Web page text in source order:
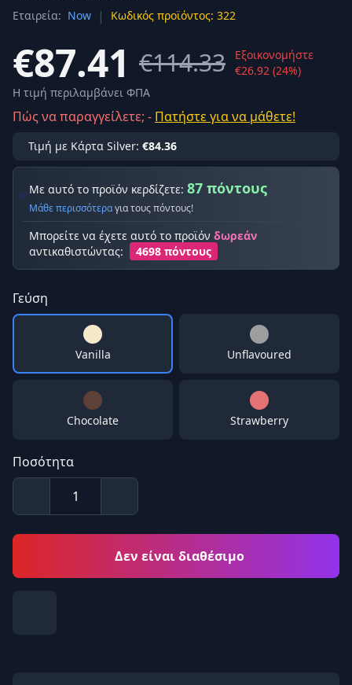
Εταιρεία: Now | Κωδικός προϊόντος: 322
€87.41 €114.33
Εξοικονομήστε
€26.92 (24%)
Η τιμή περιλαμβάνει ΦΠΑ
Πώς να παραγγείλετε; - Πατήστε για να μάθετε!
Τιμή με Κάρτα Silver: €84.36
Με αυτό το προϊόν κερδίζετε: 87 πόντους
Μάθε περισσότεραγια τους πόντους!
Μπορείτε να έχετε αυτό το προϊόν δωρεάν
αντικαθιστώντας:
4698 πόντους
Γεύση
Vanilla Unflavoured
Chocolate Strawberry
Ποσότητα
Δεν είναι διαθέσιμο